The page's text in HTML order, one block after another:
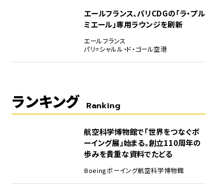
エールフランス、パリCDGの「ラ・プル
ミエール」専用ラウンジを刷新
エールフランス
パリ=シャルル・ド・ゴール空港
ランキング Ranking
航空科学博物館で「世界をつなぐボ
ーイング展」始まる。創立110周年の
歩みを貴重な資料でたどる
Boeingボーイング航空科学博物館